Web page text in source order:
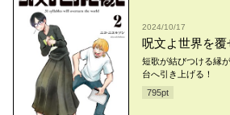
2024/10/17
呪文よ世界を覆
短歌が結びつける縁
台へ引き上げる！
795pt